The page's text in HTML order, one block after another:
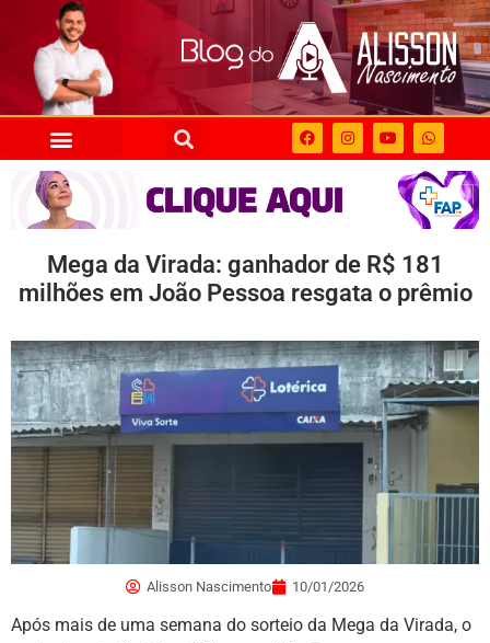
Mega da Virada: ganhador de R$ 181
milhões em João Pessoa resgata o prêmio
Alisson Nascimento 10/01/2026
Após mais de uma semana do sorteio da Mega da Virada, o